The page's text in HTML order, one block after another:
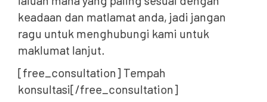
keadaan dan matlamat anda, jadi jangan
ragu untuk menghubungi kami untuk
maklumat lanjut.
[free_consultation] Tempah
konsultasi[/free_consultation]